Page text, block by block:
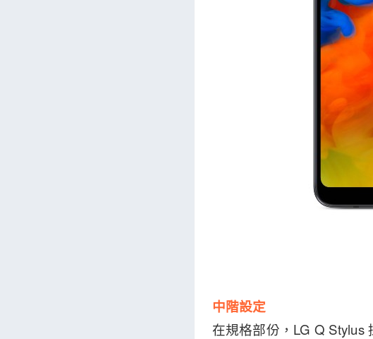
中階設定
在規格部份，LG Q Stylus